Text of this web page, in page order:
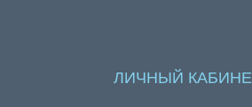
ЛИЧНЫЙ